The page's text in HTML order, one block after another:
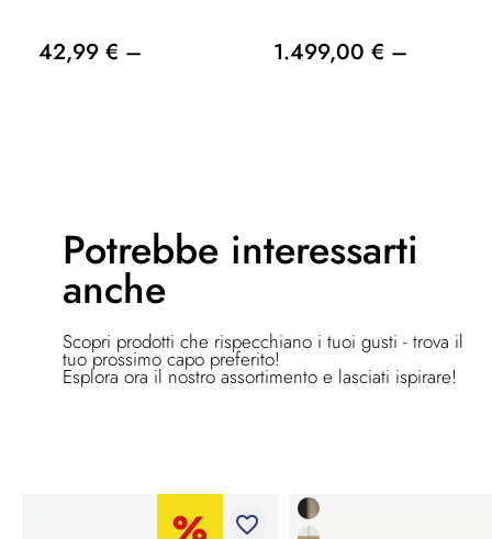
42,99 € – 1.499,00 € –
Potrebbe interessarti
anche
Scopri prodotti che rispecchiano i tuoi gusti - trova il
tuo prossimo capo preferito!
Esplora ora il nostro assortimento e lasciati ispirare!
favorite_border